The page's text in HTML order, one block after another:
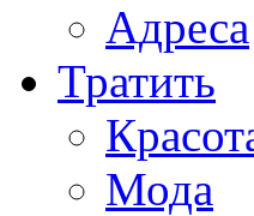
Адреса
Тратить
Мода